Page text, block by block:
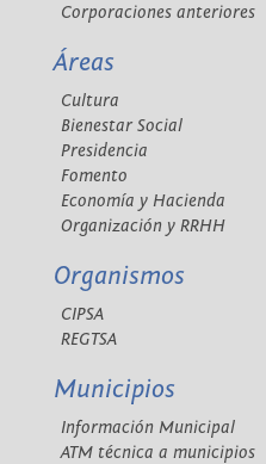
Corporaciones anteriores
Áreas
Cultura
Bienestar Social
Presidencia
Fomento
Economía y Hacienda
Organización y RRHH
Organismos
CIPSA
REGTSA
Municipios
Información Municipal
ATM técnica a municipios